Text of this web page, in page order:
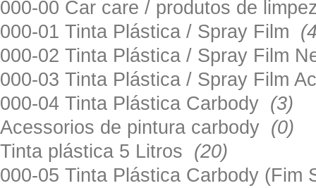
000-00 Car care / produtos de
000-01 Tinta Plástica / Spray Film
000-02 Tinta Plástica / Spray Film
000-03 Tinta Plástica / Spray Film
000-04 Tinta Plástica Carbody (3)
Acessorios de pintura carbody (0)
Tinta plástica 5 Litros (20)
000-05 Tinta Plástica Carbody